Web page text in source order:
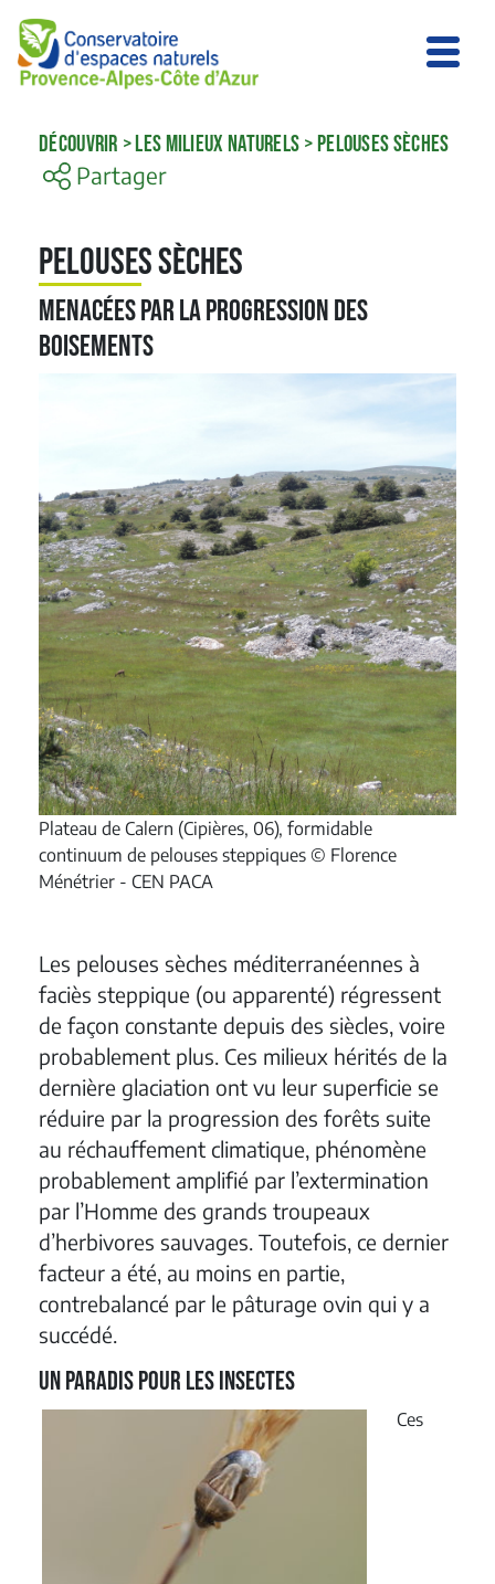
DÉCOUVRIR >LES MILIEUX NATURELS >PELOUSES SÈCHES
Partager
Pelouses sèches
Menacées par la progression des
boisements
Plateau de Calern (Cipières, 06), formidable
continuum de pelouses steppiques © Florence
Ménétrier - CEN PACA
Les pelouses sèches méditerranéennes à
faciès steppique (ou apparenté) régressent
de façon constante depuis des siècles, voire
probablement plus. Ces milieux hérités de la
dernière glaciation ont vu leur superficie se
réduire par la progression des forêts suite
au réchauffement climatique, phénomène
probablement amplifié par l’extermination
par l’Homme des grands troupeaux
d’herbivores sauvages. Toutefois, ce dernier
facteur a été, au moins en partie,
contrebalancé par le pâturage ovin qui y a
succédé.
Un paradis pour les insectes
Ces